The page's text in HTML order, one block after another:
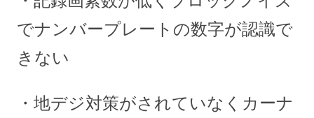
でナンバープレートの数字が認識で
きない
・地デジ対策がされていなくカーナ